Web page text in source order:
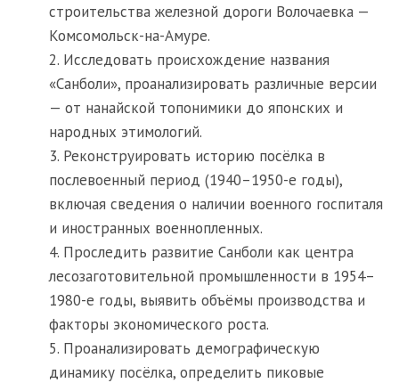
строительства железной дороги Волочаевка —
Комсомольск-на-Амуре.
2. Исследовать происхождение названия
«Санболи», проанализировать различные версии
— от нанайской топонимики до японских и
народных этимологий.
3. Реконструировать историю посёлка в
послевоенный период (1940–1950-е годы),
включая сведения о наличии военного госпиталя
и иностранных военнопленных.
4. Проследить развитие Санболи как центра
лесозаготовительной промышленности в 1954–
1980-е годы, выявить объёмы производства и
факторы экономического роста.
5. Проанализировать демографическую
динамику посёлка, определить пиковые